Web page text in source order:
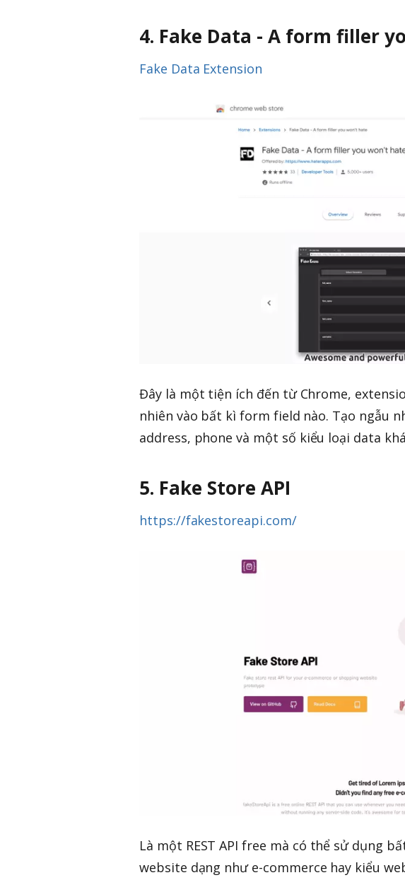
4. Fake Data - A form filler
Fake Data Extension
Đây là một tiện ích đến từ Chrome,
nhiên vào bất kì form field nào. Tạo ngẫu
address, phone và một số kiểu loại data
5. Fake Store API
https://fakestoreapi.com/
Là một REST API free mà có thể sử dụng
website dạng như e-commerce hay kiểu